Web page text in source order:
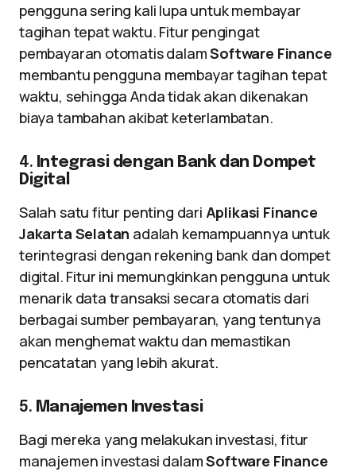
pengguna sering kali lupa untuk membayar
tagihan tepat waktu. Fitur pengingat
pembayaran otomatis dalamSoftware Finance
membantu pengguna membayar tagihan tepat
waktu, sehingga Anda tidak akan dikenakan
biaya tambahan akibat keterlambatan.
4. Integrasi dengan Bank dan Dompet
Digital
Salah satu fitur penting dari Aplikasi Finance
Jakarta Selatan adalah kemampuannya untuk
terintegrasi dengan rekening bank dan dompet
digital. Fitur ini memungkinkan pengguna untuk
menarik data transaksi secara otomatis dari
berbagai sumber pembayaran, yang tentunya
akan menghemat waktu dan memastikan
pencatatan yang lebih akurat.
5. Manajemen Investasi
Bagi mereka yang melakukan investasi, fitur
manajemen investasi dalamSoftware Finance